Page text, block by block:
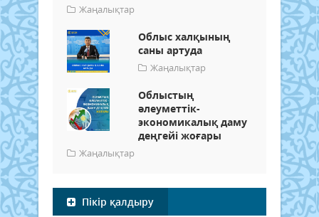
Жаңалықтар
Облыс халқының
саны артуда
Жаңалықтар
Облыстың
әлеуметтік-
экономикалық даму
деңгейі жоғары
Жаңалықтар
Пікір қалдыру